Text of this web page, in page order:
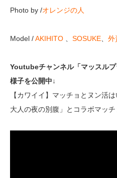
Photo by /オレンジの人
Model /AKIHITO SOSUKE 外
Youtubeチャンネル「マッスル
様子を公開中↓
【カワイイ】マッチョとヌン活
大人の夜の別腹」とコラボマッ